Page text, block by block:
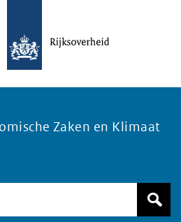
Zaken en Klimaat